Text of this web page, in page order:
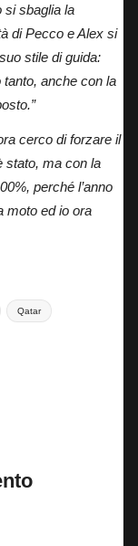
si sbaglia la
di Pecco e Alex si
stile di guida:
anche con la
cerco di forzare il
stato, ma con la
perché l’anno
moto ed io ora
Qatar